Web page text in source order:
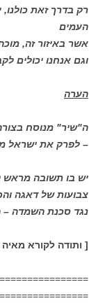
רק בדרך זאת
העמים
אשר באיזור זה,
וגם אנחנו יכולים
הערה
ה"שיר" מנוסח
– לפרק את ישראל
יש בו תשובה מראש
צבועות של דאגה
נגד סכנת השמדה
[ ותודה לקורא
================